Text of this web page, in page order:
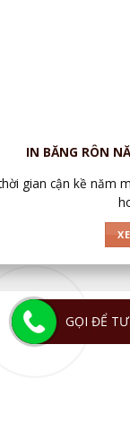
IN BĂNG RÔN
gian cận kề năm
GỌI ĐỂ